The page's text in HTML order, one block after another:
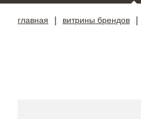
главная витрины брендов